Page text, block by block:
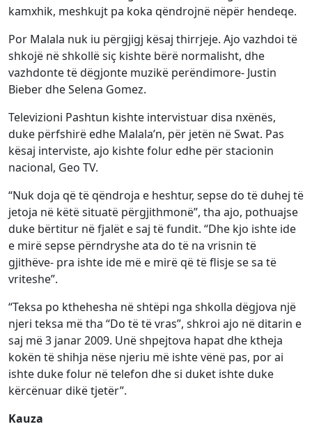
kamxhik, meshkujt pa koka qëndrojnë nëpër hendeqe.
Por Malala nuk iu përgjigj kësaj thirrjeje. Ajo vazhdoi të
shkojë në shkollë siç kishte bërë normalisht, dhe
vazhdonte të dëgjonte muzikë perëndimore- Justin
Bieber dhe Selena Gomez.
Televizioni Pashtun kishte intervistuar disa nxënës,
duke përfshirë edhe Malala’n, për jetën në Swat. Pas
kësaj interviste, ajo kishte folur edhe për stacionin
nacional, Geo TV.
“Nuk doja që të qëndroja e heshtur, sepse do të duhej të
jetoja në këtë situatë përgjithmonë”, tha ajo, pothuajse
duke bërtitur në fjalët e saj të fundit. “Dhe kjo ishte ide
e mirë sepse përndryshe ata do të na vrisnin të
gjithëve- pra ishte ide më e mirë që të flisje se sa të
vriteshe”.
“Teksa po kthehesha në shtëpi nga shkolla dëgjova një
njeri teksa më tha “Do të të vras”, shkroi ajo në ditarin e
saj më 3 janar 2009. Unë shpejtova hapat dhe ktheja
kokën të shihja nëse njeriu më ishte vënë pas, por ai
ishte duke folur në telefon dhe si duket ishte duke
kërcënuar dikë tjetër”.
Kauza